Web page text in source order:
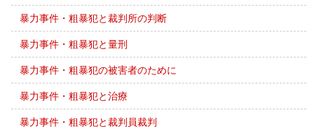
暴力事件・粗暴犯と裁判所の判断
暴力事件・粗暴犯と量刑
暴力事件・粗暴犯の被害者のために
暴力事件・粗暴犯と治療
暴力事件・粗暴犯と裁判員裁判